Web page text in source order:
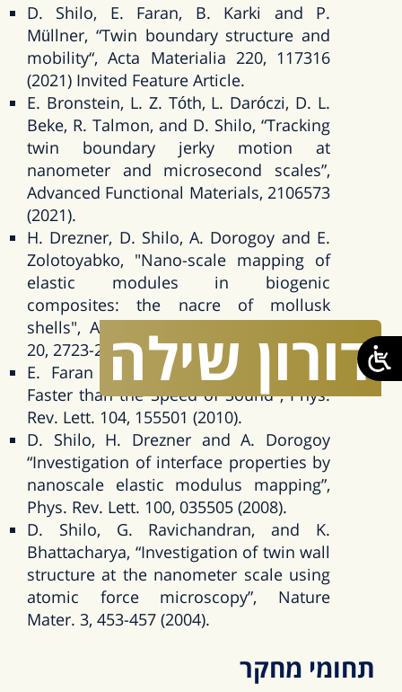
דורון שילה
D. Shilo, E. Faran, B. Karki and P.
Müllner, “Twin boundary structure and
mobility“, Acta Materialia 220, 117316
(2021) Invited Feature Article.
E. Bronstein, L. Z. Tóth, L. Daróczi, D. L.
Beke, R. Talmon, and D. Shilo, “Tracking
twin boundary jerky motion at
nanometer and microsecond scales”,
Advanced Functional Materials, 2106573
(2021).
H. Drezner, D. Shilo, A. Dorogoy and E.
Zolotoyabko, "Nano-scale mapping of
elastic modules in biogenic
composites: the nacre of mollusk
shells", Advanced Functional Materials
20, 2723-2728 (2010).
E. Faran and D. Shilo, "Twin Motion
Faster than the Speed of Sound", Phys.
Rev. Lett. 104, 155501 (2010).
D. Shilo, H. Drezner and A. Dorogoy
“Investigation of interface properties by
nanoscale elastic modulus mapping”,
Phys. Rev. Lett. 100, 035505 (2008).
D. Shilo, G. Ravichandran, and K.
Bhattacharya, “Investigation of twin wall
structure at the nanometer scale using
atomic force microscopy”, Nature
Mater. 3, 453-457 (2004).
תחומי מחקר